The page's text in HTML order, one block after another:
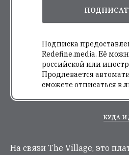
Подписка
Redefine.media. Её
российской или
Продлевается
сможете отписаться в
КУДА
На связи The Village, это